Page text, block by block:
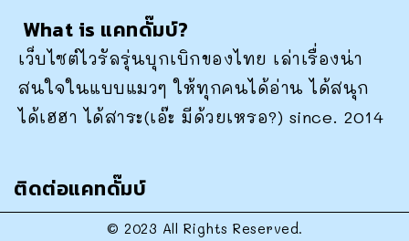
What is แคทดั๊มบ์?
เว็บไซต์ไวรัลรุ่นบุกเบิกของไทย เล่าเรื่องน่า
สนใจในแบบแมวๆ ให้ทุกคนได้อ่าน ได้สนุก
ได้เฮฮา ได้สาระ(เอ๊ะ มีด้วยเหรอ?) since. 2014
ติดต่อแคทดั๊มบ์
© 2023 All Rights Reserved.